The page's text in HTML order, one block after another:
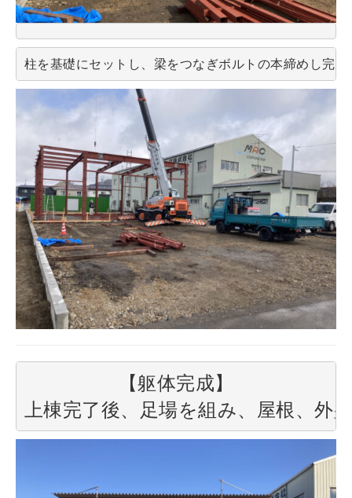
柱を基礎にセットし、梁をつなぎボルトの本締めし完了
【躯体完成】
上棟完了後、足場を組み、屋根、外